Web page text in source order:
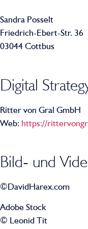
Sandra Posselt
Friedrich-Ebert-Str. 36
03044 Cottbus
Digital
Ritter von Gral GmbH
Web: https://
Bild- und
©DavidHarex.com
Adobe Stock
© Leonid Tit